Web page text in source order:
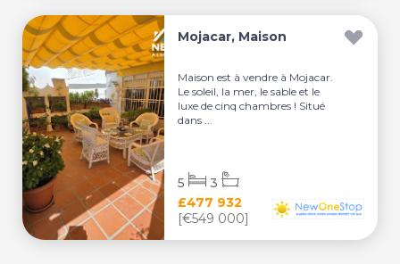
Mojacar, Maison
Maison est à vendre à Mojacar.
Le soleil, la mer, le sable et le
luxe de cinq chambres ! Situé
dans ...
£477 932
[€549 000]
5 3